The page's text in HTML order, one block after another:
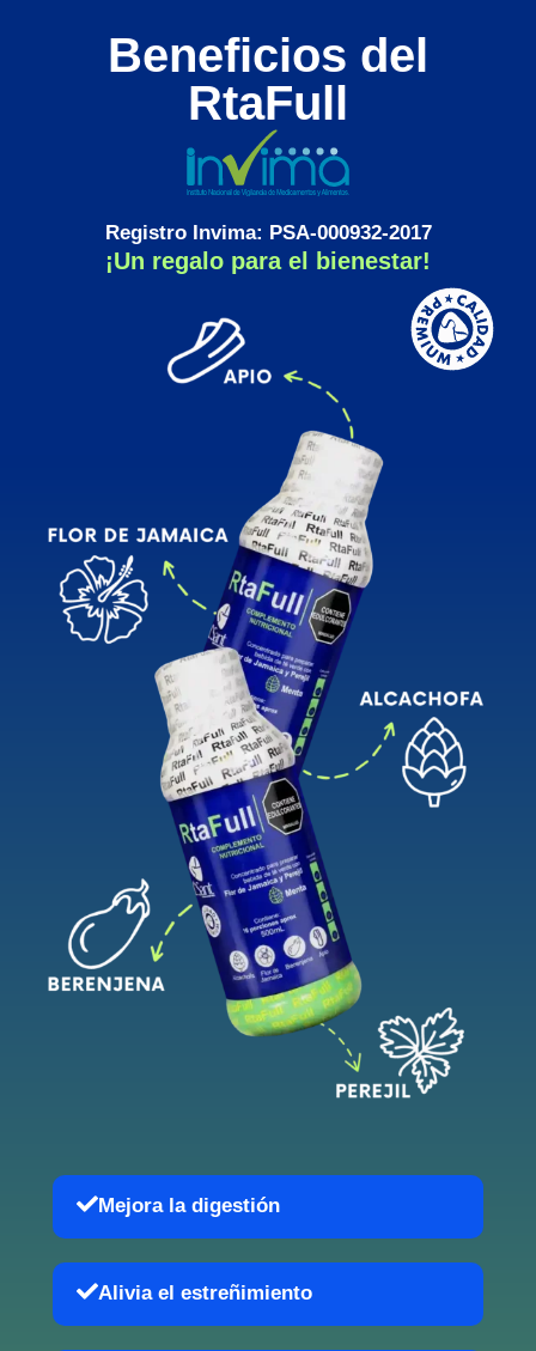
Beneficios del
RtaFull
Registro Invima: PSA-000932-2017
¡Un regalo para el bienestar!
Mejora la digestión
Alivia el estreñimiento